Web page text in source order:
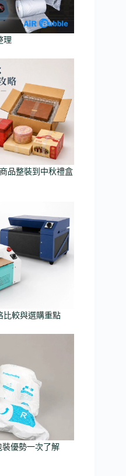
理
品整裝到中秋禮盒
比較與選購重點
優勢一次了解